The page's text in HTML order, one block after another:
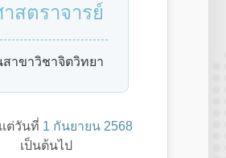
สตราจารย์
สาขาวิชาจิตวิทยา
ต่วันที่ 1 กันยายน 2568
เป็นต้นไป